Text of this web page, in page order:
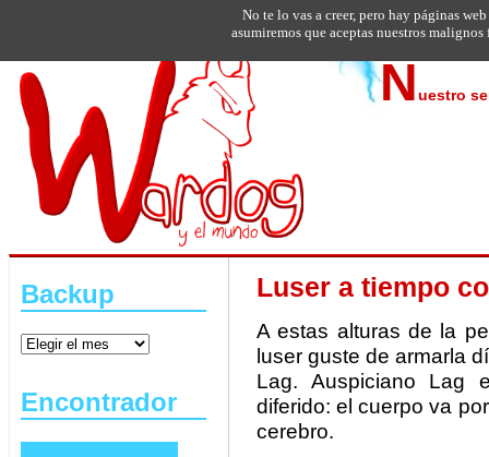
Nuestro
Backup
Encontrador
Luser a tiempo
A estas alturas de la
luser guste de armarla
Lag. Auspiciano Lag
diferido: el cuerpo va
cerebro.
No te lo vas a creer, pero hay páginas
asumiremos que aceptas nuestros